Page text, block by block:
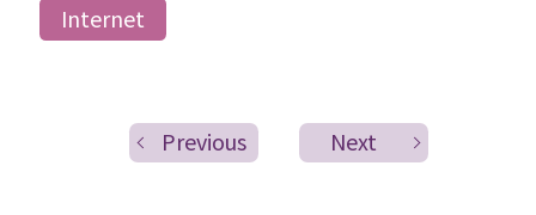
Internet
Previous Next